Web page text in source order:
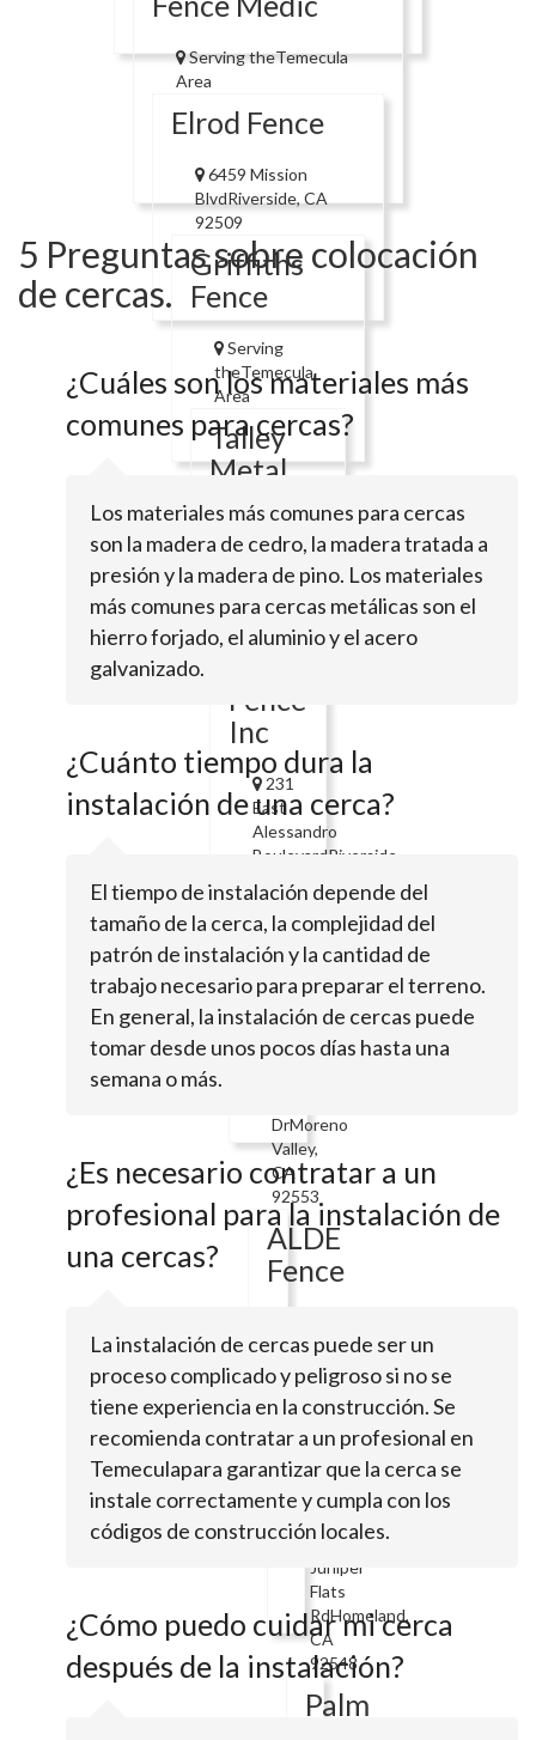
Serving theTemecula
Area
Elrod Fence
6459 Mission
BlvdRiverside, CA
92509
Griffiths
Fence
Serving
theTemecula
Area
Talley
Metal
Fabrication
989 W 7th
StSan
Jacinto, CA
92582
Fence
Inc
231
East
Alessandro
BoulevardRiverside,
92508
Easy
Iron
24358
DrMoreno
Valley,
CA
92553
ALDE
Fence
Hemet,
CA
92543
Hemet
Fence
25959
Juniper
Flats
RdHomeland,
CA
92548
Palm
5 Preguntas sobre colocación
de cercas.
¿Cuáles son los materiales más
comunes para cercas?
Los materiales más comunes para cercas
son la madera de cedro, la madera tratada a
presión y la madera de pino. Los materiales
más comunes para cercas metálicas son el
hierro forjado, el aluminio y el acero
galvanizado.
¿Cuánto tiempo dura la
instalación de una cerca?
El tiempo de instalación depende del
tamaño de la cerca, la complejidad del
patrón de instalación y la cantidad de
trabajo necesario para preparar el terreno.
En general, la instalación de cercas puede
tomar desde unos pocos días hasta una
semana o más.
¿Es necesario contratar a un
profesional para la instalación de
una cercas?
La instalación de cercas puede ser un
proceso complicado y peligroso si no se
tiene experiencia en la construcción. Se
recomienda contratar a un profesional en
Temeculapara garantizar que la cerca se
instale correctamente y cumpla con los
códigos de construcción locales.
¿Cómo puedo cuidar mi cerca
después de la instalación?